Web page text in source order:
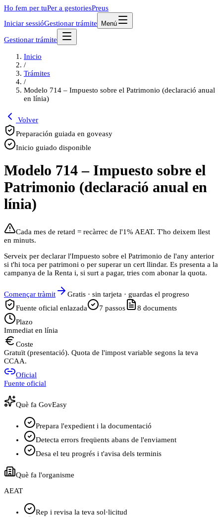
Ho fem per tuPer a gestoriesPreus
Iniciar sessióGestionar trámite Menú
Gestionar trámite
Inicio
/
Trámites
/
Modelo 714 – Impuesto sobre el Patrimonio (declaració anual
en línia)
Volver
Preparación guiada en goveasy
Inicio guiado disponible
Modelo 714 – Impuesto sobre el
Patrimonio (declaració anual en
línia)
Cada mes de retard = recàrrec de l'1% AEAT. T'ho deixem llest
en minuts.
Serveix per declarar l'Impuesto sobre el Patrimonio de l'any anterior
si t'hi toca per patrimoni o per superar un cert llindar. Es presenta a la
campanya de la Renta i, si surt a pagar, tries com abonar la quota.
Començar tràmit
Gratis · sin tarjeta · guardas el progreso
Fuente oficial enlazada
7 passos 8 documents
Plazo
Immediat en línia
Coste
Gratuït (presentació). Quota de l'impost variable segons la teva
CCAA.
Oficial
Fuente oficial
Què fa GovEasy
Prepara l'expedient i la documentació
Detecta errors freqüents abans de l'enviament
Desa el teu progrés i t'avisa dels terminis
Què fa l'organisme
AEAT
Rep i revisa la teva sol·licitud